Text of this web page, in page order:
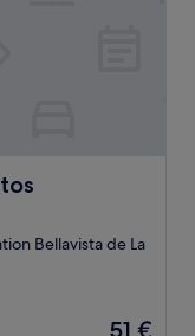
Bellavista de La
Der
51 €